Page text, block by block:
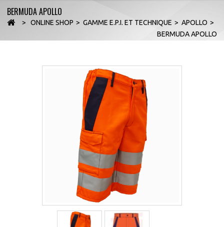
BERMUDA APOLLO
> ONLINE SHOP > GAMME E.P.I. ET TECHNIQUE > APOLLO >
BERMUDA APOLLO